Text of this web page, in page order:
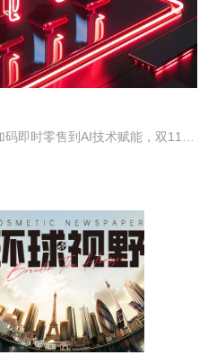
从脉冲式爆发到常态化营销，从加码即时零售到AI技术赋能，双11正经历前所未有的转型。